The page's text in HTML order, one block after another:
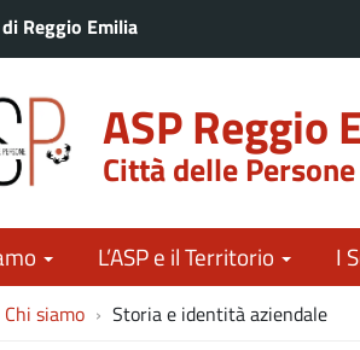
Reggio Emilia
ASP Reggio
Città delle Persone
L’ASP e il Territorio I
Chi siamo Storia e identità aziendale